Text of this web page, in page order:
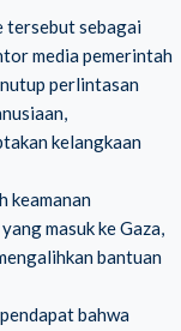
tersebut sebagai
media pemerintah
perlintasan
kelangkaan
keamanan
masuk ke Gaza,
bantuan
bahwa